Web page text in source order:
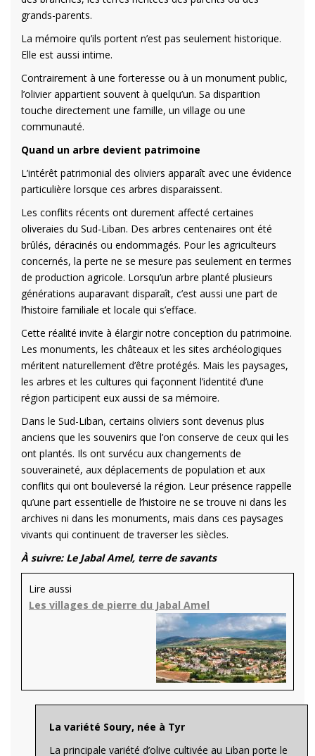
grands-parents.
La mémoire qu’ils portent n’est pas seulement historique.
Elle est aussi intime.
Contrairement à une forteresse ou à un monument public,
l’olivier appartient souvent à quelqu’un. Sa disparition
touche directement une famille, un village ou une
communauté.
Quand un arbre devient patrimoine
L’intérêt patrimonial des oliviers apparaît avec une évidence
particulière lorsque ces arbres disparaissent.
Les conflits récents ont durement affecté certaines
oliveraies du Sud-Liban. Des arbres centenaires ont été
brûlés, déracinés ou endommagés. Pour les agriculteurs
concernés, la perte ne se mesure pas seulement en termes
de production agricole. Lorsqu’un arbre planté plusieurs
générations auparavant disparaît, c’est aussi une part de
l’histoire familiale et locale qui s’efface.
Cette réalité invite à élargir notre conception du patrimoine.
Les monuments, les châteaux et les sites archéologiques
méritent naturellement d’être protégés. Mais les paysages,
les arbres et les cultures qui façonnent l’identité d’une
région participent eux aussi de sa mémoire.
Dans le Sud-Liban, certains oliviers sont devenus plus
anciens que les souvenirs que l’on conserve de ceux qui les
ont plantés. Ils ont survécu aux changements de
souveraineté, aux déplacements de population et aux
conflits qui ont bouleversé la région. Leur présence rappelle
qu’une part essentielle de l’histoire ne se trouve ni dans les
archives ni dans les monuments, mais dans ces paysages
vivants qui continuent de traverser les siècles.
À suivre: Le Jabal Amel, terre de savants
Lire aussi
Les villages de pierre du Jabal Amel
La variété Soury, née à Tyr
La principale variété d’olive cultivée au Liban porte le